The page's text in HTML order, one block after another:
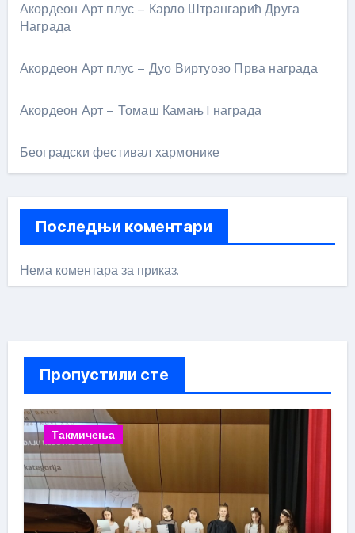
Акордеон Арт плус – Карло Штрангарић Друга
Награда
Акордеон Арт плус – Дуо Виртуозо Прва награда
Акордеон Арт – Томаш Камањ I награда
Београдски фестивал хармонике
Последњи коментари
Нема коментара за приказ.
Пропустили сте
Такмичења